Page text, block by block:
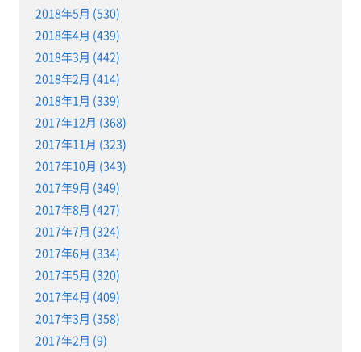
2018年5月 (530)
2018年4月 (439)
2018年3月 (442)
2018年2月 (414)
2018年1月 (339)
2017年12月 (368)
2017年11月 (323)
2017年10月 (343)
2017年9月 (349)
2017年8月 (427)
2017年7月 (324)
2017年6月 (334)
2017年5月 (320)
2017年4月 (409)
2017年3月 (358)
2017年2月 (9)